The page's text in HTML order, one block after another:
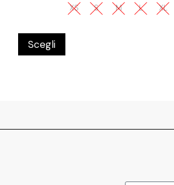
XS S M L XL
Scegli